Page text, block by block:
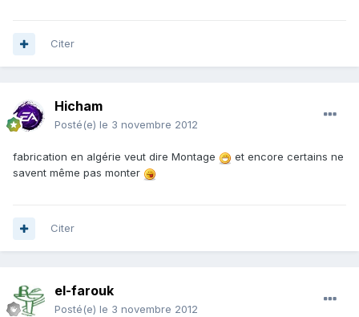
Citer
Hicham
Posté(e) le 3 novembre 2012
fabrication en algérie veut dire Montage
et encore certains ne
savent même pas monter
Citer
el-farouk
Posté(e) le 3 novembre 2012